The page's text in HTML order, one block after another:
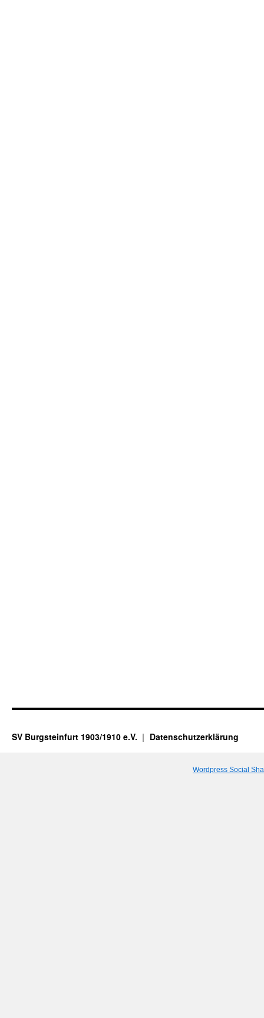
SV Burgsteinfurt 1903/1910 e.V. Datenschutzerklärung
Wordpress Social